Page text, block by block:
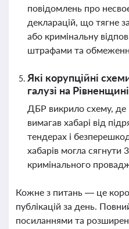
повідомлень про
декларацій, що тягне
або кримінальну
штрафами та
Які корупційні
галузі на
ДБР викрило схему, де
вимагав хабарі від
тендерах і
хабарів могла
кримінального
Кожне з питань — це
публікацій за день.
посиланнями та